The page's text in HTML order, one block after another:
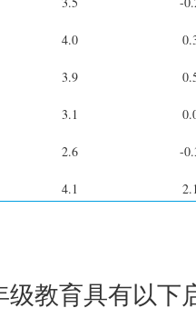
4.0
3.9
3.1
2.6 -
4.1
级教育具有以下